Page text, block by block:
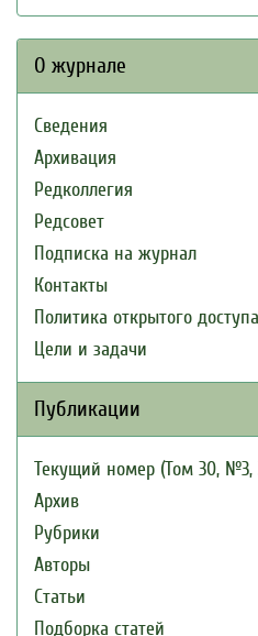
О журнале
Сведения
Архивация
Редколлегия
Редсовет
Подписка на журнал
Контакты
Политика открытого доступа
Цели и задачи
Публикации
Текущий номер (Том 30, №3,
Архив
Рубрики
Авторы
Статьи
Подборка статей